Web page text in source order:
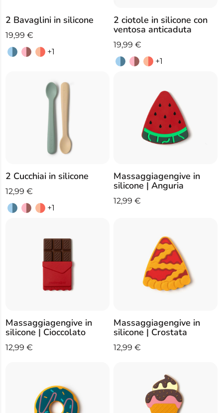
2 Bavaglini in silicone
19,99€
+1
2 ciotole in silicone con
ventosa anticaduta
19,99 €
+1
2 Cucchiai in silicone
12,99€
+1
Massaggiagengive in
silicone | Anguria
12,99 €
Massaggiagengive in
silicone | Cioccolato
12,99€
Massaggiagengive in
silicone | Crostata
12,99 €